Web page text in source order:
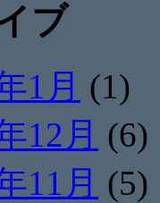
ブ
1月 (1)
12月 (6)
11月 (5)